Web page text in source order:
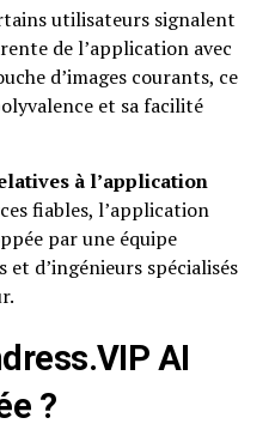
utilisateurs signalent
de l’application avec
d’images courants, ce
et sa facilité
à l’application
fiables, l’application
par une équipe
d’ingénieurs spécialisés
AI
?